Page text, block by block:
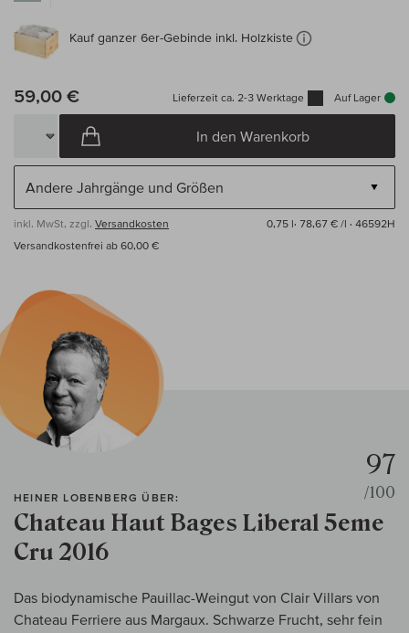
Kauf ganzer 6er-Gebinde inkl. Holzkiste
59,00 € Lieferzeit ca. 2-3 Werktage Auf Lager
In den Warenkorb
inkl. MwSt, zzgl. Versandkosten 0,75 l· 78,67 € /l · 46592H
Versandkostenfrei ab 60,00 €
HEINER LOBENBERG ÜBER:
Chateau Haut Bages Liberal 5eme
Cru 2016
97
/100
Das biodynamische Pauillac-Weingut von Clair Villars von
Chateau Ferriere aus Margaux. Schwarze Frucht, sehr fein